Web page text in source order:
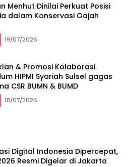
Menhut Dinilai Perkuat Posisi
dalam Konservasi Gajah
19/07/2026
& Promosi Kolaborasi
HIPMI Syariah Sulsel gagas
CSR BUMN & BUMD
18/07/2026
Digital Indonesia Dipercepat,
Resmi Digelar di Jakarta